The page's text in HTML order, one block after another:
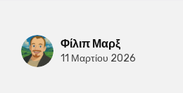
Φίλιπ Μαρξ
11 Μαρτίου 2026